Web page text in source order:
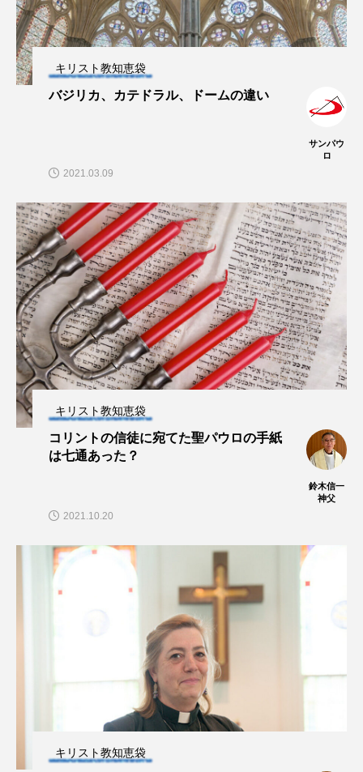
キリスト教知恵袋
バジリカ、カテドラル、ドームの違い
サンパウ
ロ
2021.03.09
キリスト教知恵袋
コリントの信徒に宛てた聖パウロの手紙
は七通あった？
鈴木信一
神父
2021.10.20
キリスト教知恵袋